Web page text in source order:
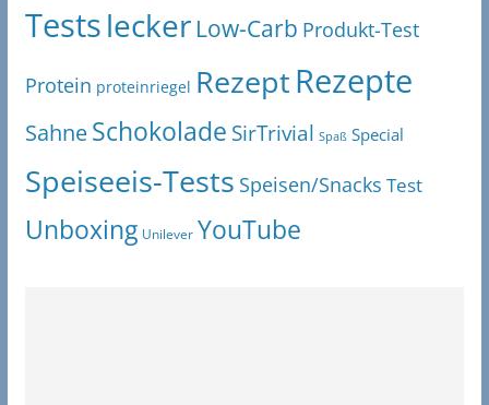
Testslecker Low-Carb Produkt-Test
Protein proteinriegel RezeptRezepte
SahneSchokolade SirTrivial Spaß Special
Speiseeis-Tests Speisen/Snacks Test
Unboxing Unilever YouTube